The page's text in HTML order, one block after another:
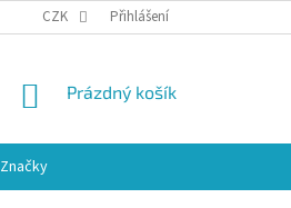
CZK Přihlášení
NÁKUPNÍ
Prázdný košík
Značky